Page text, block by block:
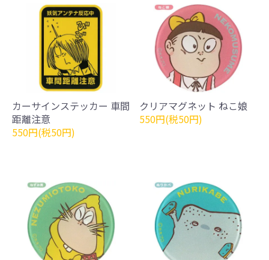
カーサインステッカー 車間
距離注意
550円(税50円)
クリアマグネット ねこ娘
550円(税50円)